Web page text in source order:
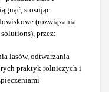
stosując
(rozwiązania
przez:
lasów, odtwarzania
praktyk rolniczych i